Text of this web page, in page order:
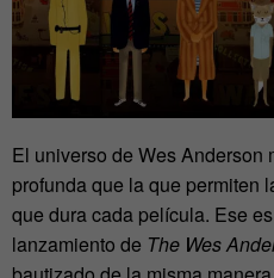
El universo de Wes Anderson
profunda que la que permiten
que dura cada película. Ese
lanzamiento de The Wes